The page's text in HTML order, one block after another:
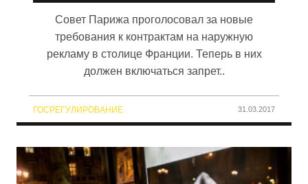
Совет Парижа проголосовал за новые
требования к контрактам на наружную
рекламу в столице Франции. Теперь в них
должен включаться запрет..
ГОСРЕГУЛИРОВАНИЕ 31.03.2017